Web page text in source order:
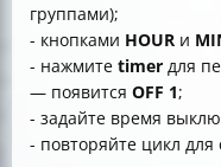
группами);
- кнопками HOUR и
- нажмите timer для
— появится OFF 1;
- задайте время
- повторяйте цикл